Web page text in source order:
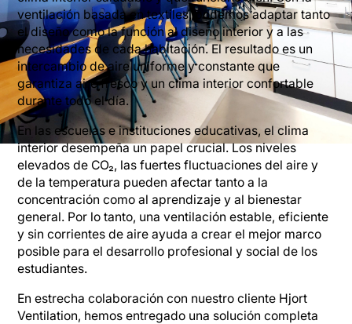
ventilación basada en textiles, podemos adaptar tanto
el diseño como la función al diseño interior y a las
necesidades de cada habitación. El resultado es un
intercambio de aire uniforme y constante que
garantiza aire fresco y un clima interior confortable
durante todo el día.
En las escuelas e instituciones educativas, el clima
interior desempeña un papel crucial. Los niveles
elevados de CO₂, las fuertes fluctuaciones del aire y
de la temperatura pueden afectar tanto a la
concentración como al aprendizaje y al bienestar
general. Por lo tanto, una ventilación estable, eficiente
y sin corrientes de aire ayuda a crear el mejor marco
posible para el desarrollo profesional y social de los
estudiantes.
En estrecha colaboración con nuestro cliente Hjort
Ventilation, hemos entregado una solución completa